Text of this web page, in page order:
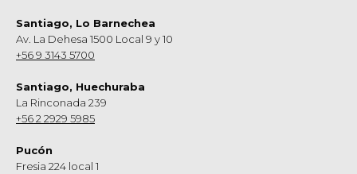
Santiago, Lo Barnechea
Av. La Dehesa 1500 Local 9 y 10
+56 9 3143 5700
Santiago, Huechuraba
La Rinconada 239
+56 2 2929 5985
Pucón
Fresia 224 local 1